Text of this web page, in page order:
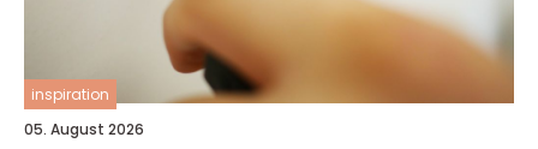
inspiration
05. August 2026